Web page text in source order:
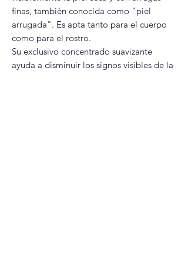
finas, también conocida como "piel
arrugada". Es apta tanto para el cuerpo
como para el rostro.
Su exclusivo concentrado suavizante
ayuda a disminuir los signos visibles de la